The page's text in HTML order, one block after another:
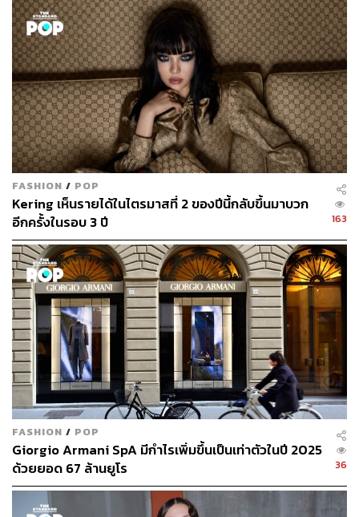
FASHION / POP
Kering เห็นรายได้ในไตรมาสที่ 2 ของปีนี้กลับขึ้นมาบวก
อีกครั้งในรอบ 3 ปี
163
FASHION / POP
Giorgio Armani SpA มีกำไรเพิ่มขึ้นเป็นเท่าตัวในปี 2025
ด้วยยอด 67 ล้านยูโร
36